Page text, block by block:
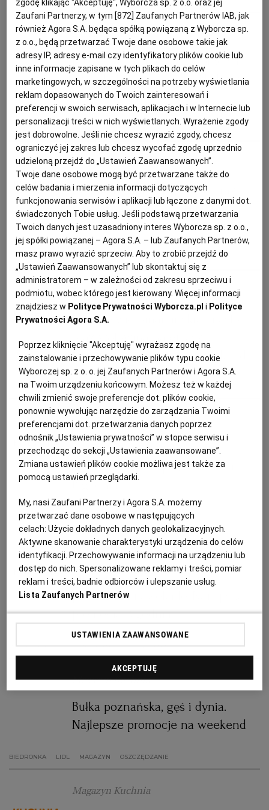
DOMOWE PRZETWORY
SOST, DIPY I INNE DODATKI
KUCHNIA MEKSYKAŃSKA
KUCHNIA INDYJSKA
KUCHNIA HISZPAŃSKA
KUCHNIA NIEMIECKA
GLIWICE
GORZÓW WIELKOPOLSKI
KALISZ
KATOWICE
KIELCE
KOSZALIN
KRAKÓW
LUBLIN
ŁÓDŹ
OLSZTYN
OPOLE
PŁOCK
POZNAŃ
RYBNIK
RZESZÓW
SZCZECIN
TORUŃ
TRÓJMIASTO
WARSZAWA
WYBORCZA TV I VOD
TYLKO ZDROWIE
KSIĄŻKI. MAGAZYN DO CZYTANIA
NASZA EUROPA
SŁÓWKA. MAGAZYN O JĘZYKU
BIQDATA
JUTRONAUCI
ARCHIWUM
INNE SERWISY
GAZETA.PL
TOK FM
SPORT.PL
PUBLIO.PL
KULTURALNYSKLEP.PL
DZIECKO
ZDROWIE
POGODA
PODRÓŻE
FORUM
Magazyn Kuchnia
Brukselka, karkówka wieprzowa i
czekolada z migdałami. Najlepsze
promocje na weekend
BIEDRONKA LIDL OSZCZĘDZANIE
Magazyn Kuchnia
Napoje roślinne, pieczarki oraz
miód wielokwiatowy. Najlepsze
promocje tygodnia
BIEDRONKA LIDL MAGAZYN OSZCZĘDZANIE
Magazyn Kuchnia
Rogale świętomarcińskie, masło
Najlepsze promocje na weekend
BIEDRONKA LIDL MAGAZYN OSZCZĘDZANIE
Magazyn Kuchnia
Gęsina, rogale świętomarcińskie
oraz jabłka. Najlepsze promocje
tygodnia
BIEDRONKA LIDL MAGAZYN OSZCZĘDZANIE
Magazyn Kuchnia
Mrożone owoce, szynka
parmeńska i awokado. Najlepsze
promocje tygodnia
BIEDRONKA LIDL MAGAZYN OSZCZĘDZANIE
Magazyn Kuchnia
Bułka poznańska, gęś i dynia.
Najlepsze promocje na weekend
BIEDRONKA LIDL MAGAZYN OSZCZĘDZANIE
Magazyn Kuchnia
zgodę klikając "Akceptuję", Wyborcza sp. z o.o. oraz jej
Zaufani Partnerzy, w tym [872] Zaufanych Partnerów IAB, jak
również Agora S.A. będąca spółką powiązaną z Wyborcza sp.
z o.o., będą przetwarzać Twoje dane osobowe takie jak
adresy IP, adresy e-mail czy identyfikatory plików cookie lub
inne informacje zapisane w tych plikach do celów
marketingowych, w szczególności na potrzeby wyświetlania
reklam dopasowanych do Twoich zainteresowań i
preferencji w swoich serwisach, aplikacjach i w Internecie lub
personalizacji treści w nich wyświetlanych. Wyrażenie zgody
jest dobrowolne. Jeśli nie chcesz wyrazić zgody, chcesz
ograniczyć jej zakres lub chcesz wycofać zgodę uprzednio
udzieloną przejdź do „Ustawień Zaawansowanych”.
Twoje dane osobowe mogą być przetwarzane także do
celów badania i mierzenia informacji dotyczących
funkcjonowania serwisów i aplikacji lub łączone z danymi dot.
świadczonych Tobie usług. Jeśli podstawą przetwarzania
Twoich danych jest uzasadniony interes Wyborcza sp. z o.o.,
jej spółki powiązanej – Agora S.A. – lub Zaufanych Partnerów,
masz prawo wyrazić sprzeciw. Aby to zrobić przejdź do
„Ustawień Zaawansowanych” lub skontaktuj się z
administratorem – w zależności od zakresu sprzeciwu i
podmiotu, wobec którego jest kierowany. Więcej informacji
znajdziesz w Polityce Prywatności Wyborcza.pl i Polityce
Prywatności Agora S.A.
Poprzez kliknięcie "Akceptuję" wyrażasz zgodę na
zainstalowanie i przechowywanie plików typu cookie
Wyborczej sp. z o. o. jej Zaufanych Partnerów i Agora S.A.
na Twoim urządzeniu końcowym. Możesz też w każdej
chwili zmienić swoje preferencje dot. plików cookie,
ponownie wywołując narzędzie do zarządzania Twoimi
preferencjami dot. przetwarzania danych poprzez
odnośnik „Ustawienia prywatności” w stopce serwisu i
przechodząc do sekcji „Ustawienia zaawansowane”.
Zmiana ustawień plików cookie możliwa jest także za
pomocą ustawień przeglądarki.
My, nasi Zaufani Partnerzy i Agora S.A. możemy
przetwarzać dane osobowe w następujących
celach:Użycie dokładnych danych geolokalizacyjnych.
Aktywne skanowanie charakterystyki urządzenia do celów
identyfikacji. Przechowywanie informacji na urządzeniu lub
dostęp do nich. Spersonalizowane reklamy i treści, pomiar
reklam i treści, badnie odbiorców i ulepszanie usług.
Lista Zaufanych Partnerów
USTAWIENIA ZAAWANSOWANE
AKCEPTUJĘ